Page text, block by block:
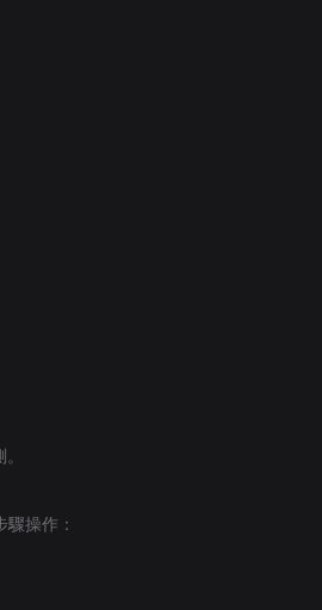
操作：
。